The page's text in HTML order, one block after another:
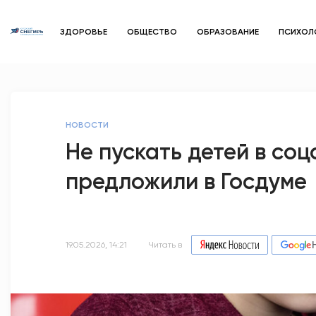
ЗДОРОВЬЕ ОБЩЕСТВО ОБРАЗОВАНИЕ
НОВОСТИ
Не пускать детей в
предложили в Госдуме
19.05.2026, 14:21 Читать в